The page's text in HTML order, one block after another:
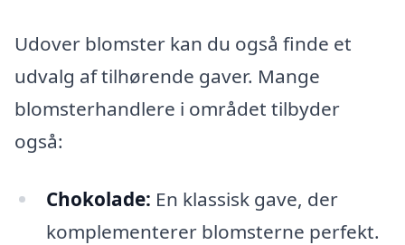
Udover blomster kan du også finde et
udvalg af tilhørende gaver. Mange
blomsterhandlere i området tilbyder
også:
Chokolade: En klassisk gave, der
komplementerer blomsterne perfekt.